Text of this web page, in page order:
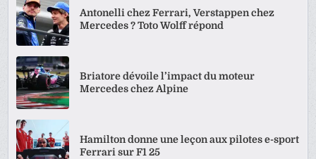
Antonelli chez Ferrari, Verstappen chez
Mercedes ? Toto Wolff répond
Briatore dévoile l’impact du moteur
Mercedes chez Alpine
Hamilton donne une leçon aux pilotes e-sport
Ferrari sur F1 25